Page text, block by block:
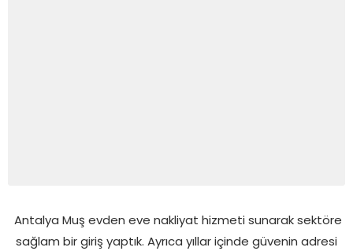
Antalya Muş evden eve nakliyat hizmeti sunarak sektöre
sağlam bir giriş yaptık. Ayrıca yıllar içinde güvenin adresi